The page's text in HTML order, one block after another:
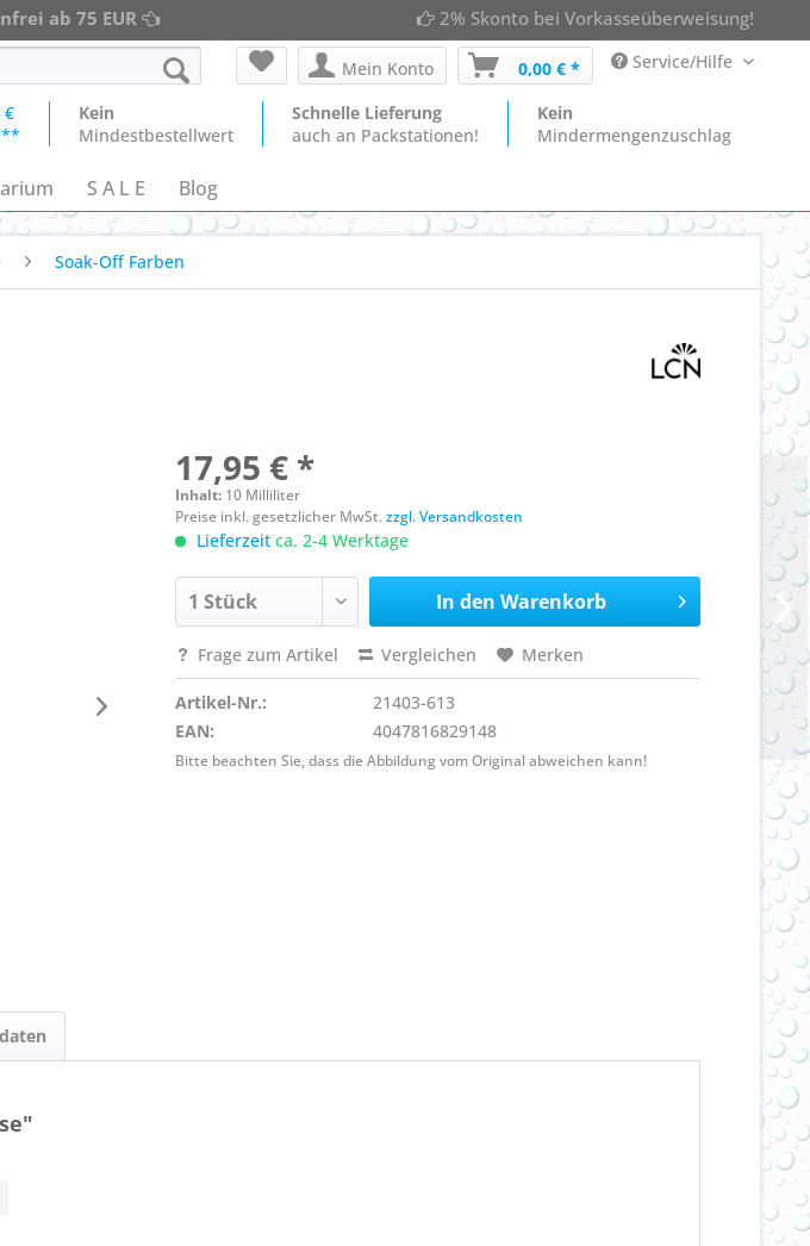
ab 75 EUR 2% Skonto bei Vorkasseüberweisung!
Mein Konto 0,00 € * Service/Hilfe
€
Kein
Mindestbestellwert
Schnelle Lieferung
auch an Packstationen!
Kein
Mindermengenzuschlag
S A L E Blog
Soak-Off Farben
17,95 € *
Inhalt: 10 Milliliter
Preise inkl. gesetzlicher MwSt.zzgl. Versandkosten
Lieferzeit ca. 2-4 Werktage
In den Warenkorb
Frage zum Artikel Vergleichen Merken
Artikel-Nr.:
21403-613
EAN:
4047816829148
Bitte beachten Sie, dass die Abbildung vom Original abweichen kann!